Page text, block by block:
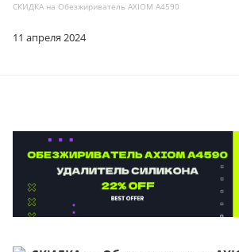
СКИДКА на Обезжириватель AXIOM A4590
11 апреля 2024